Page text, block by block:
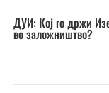
ДУИ: Кој го држи
во заложништво?